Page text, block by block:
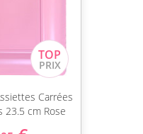
Carrées
23.5 cm Rose